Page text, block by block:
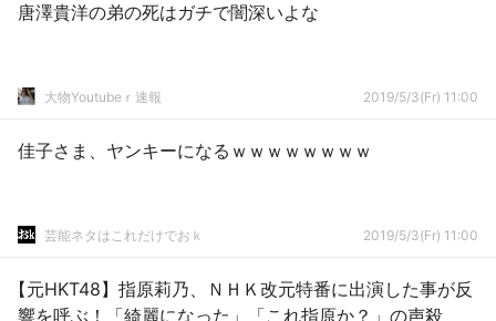
唐澤貴洋の弟の死はガチで闇深いよな
大物Youtubeｒ速報 2019/5/3(Fr) 11:00
佳子さま、ヤンキーになるｗｗｗｗｗｗｗｗ
芸能ネタはこれだけでおｋ 2019/5/3(Fr) 11:00
【元HKT48】指原莉乃、ＮＨＫ改元特番に出演した事が反
響を呼ぶ！「綺麗になった」「これ指原か？」の声殺